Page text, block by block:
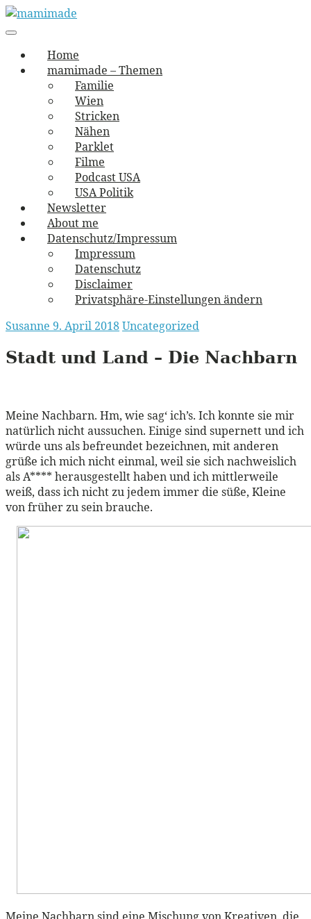
Skip
to
mamimade
vernäht und zugetextet
navigation
Menu
Home
mamimade – Themen
Familie
Wien
Stricken
Nähen
Parklet
Filme
Podcast USA
USA Politik
Newsletter
About me
Datenschutz/Impressum
Impressum
Datenschutz
Disclaimer
Privatsphäre-Einstellungen ändern
Susanne 9. April 2018Uncategorized
Stadt und Land – Die Nachbarn
Meine Nachbarn. Hm, wie sag‘ ich’s. Ich konnte sie mir
natürlich nicht aussuchen. Einige sind supernett und ich
würde uns als befreundet bezeichnen, mit anderen
grüße ich mich nicht einmal, weil sie sich nachweislich
als A**** herausgestellt haben und ich mittlerweile
weiß, dass ich nicht zu jedem immer die süße, Kleine
von früher zu sein brauche.